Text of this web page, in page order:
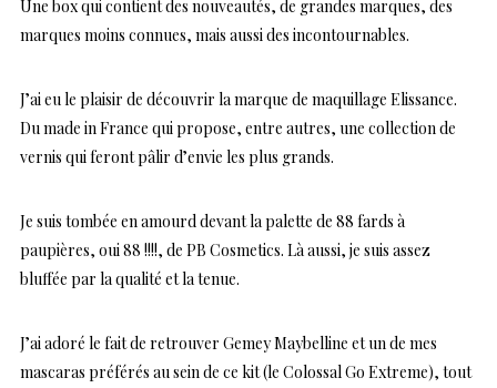
Une box qui contient des nouveautés, de grandes marques, des
marques moins connues, mais aussi des incontournables.
J’ai eu le plaisir de découvrir la marque de maquillage Elissance.
Du made in France qui propose, entre autres, une collection de
vernis qui feront pâlir d’envie les plus grands.
Je suis tombée en amourd devant la palette de 88 fards à
paupières, oui 88 !!!!, de PB Cosmetics. Là aussi, je suis assez
bluffée par la qualité et la tenue.
J’ai adoré le fait de retrouver Gemey Maybelline et un de mes
mascaras préférés au sein de ce kit (le Colossal Go Extreme), tout